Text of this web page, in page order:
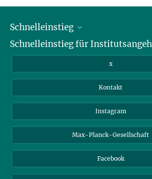
Schnelleinstieg
Bibliothek
Schnelleinstieg für
Nextcloud
x
Kontakt
Instagram
Max-Planck-Gesellschaft
Facebook